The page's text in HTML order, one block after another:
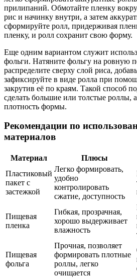
прилипаний. Обмотайте пленку
рис и начинку внутри, а затем
сформируйте ролл, придерживая
пленку, и ролл сохранит свою форму.
Еще одним вариантом служит
фольги. Натяните фольгу на ровную
распределите сверху слой риса,
зафиксируйте в виде ролла при
закрутив её по краям. Такой способ
сделать большие или толстые роллы,
плотность формы.
Рекомендации по
материалов
Материал Плюсы
Пластиковый
пакет с
застежкой
Легко формировать,
удобно
контролировать
сжатие, доступность
Пищевая
пленка
Гибкая, прозрачная,
хорошо выдерживает
влажность
Пищевая
фольга
Прочная, позволяет
формировать плотные
роллы, легко
очищается